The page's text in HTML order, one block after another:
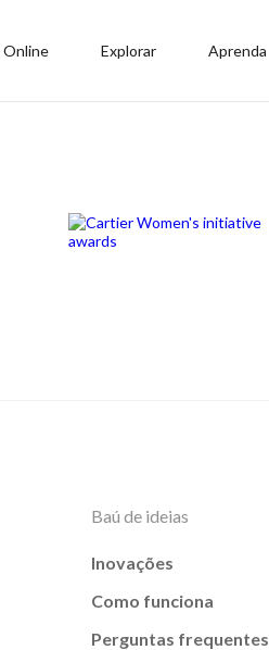
Online Explorar Aprenda
Baú de ideias
Inovações
Como funciona
Perguntas frequentes